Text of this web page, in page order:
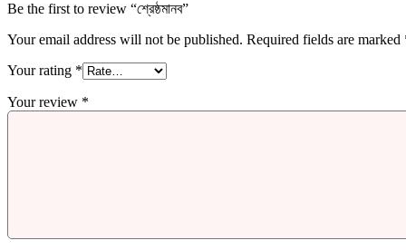
Be the first to review “শ্রেষ্ঠমানব”
Your email address will not be published. Required fields are marked
Your rating *
Your review *